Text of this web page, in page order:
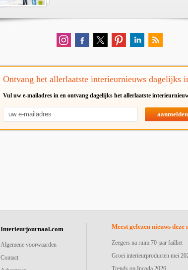
Ontvang het allerlaatste interieurnieuws dagelijks
Vul uw e-mailadres in en ontvang dagelijks het allerlaatste
aanmelden
Interieurjournaal.com
Algemene voorwaarden
Contact
Meest gelezen nieuws deze
Zeegers na ruim 70 jaar failliet
Groei interieurproducten mei
Trends op Incoda 2026